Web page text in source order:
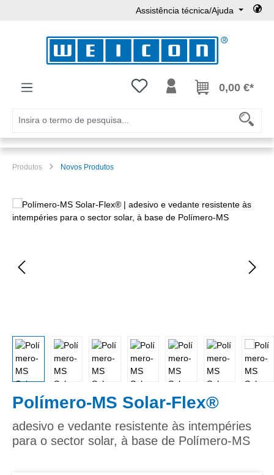
Assistência técnica/Ajuda
Tem 0 itens da lista de desejos
0,00 €*
Produtos Novos Produtos
Ignorar galeria de imagens
Polímero-MS Solar-Flex®
adesivo e vedante resistente às intempéries
para o sector solar, à base de Polímero-MS